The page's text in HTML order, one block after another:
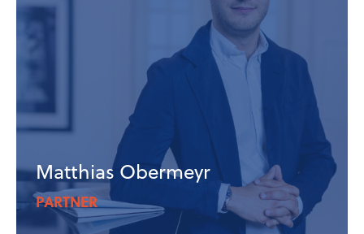
Matthias Obermeyr
PARTNER